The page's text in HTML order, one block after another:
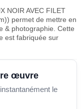
NOIR AVEC FILET
permet de mettre en
& photographie. Cette
est fabriquée sur
œuvre
le